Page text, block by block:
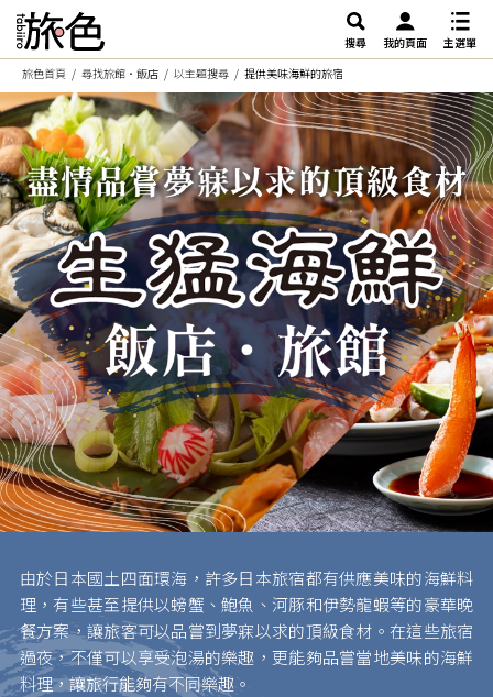
搜尋 我的頁面
主選單
旅色首頁
尋找旅館・飯店 以主題搜尋 提供美味海鮮的旅宿
由於日本國土四面環海，許多日本旅宿都有供應美味的海鮮料
理，有些甚至提供以螃蟹、鮑魚、河豚和伊勢龍蝦等的豪華晚
餐方案，讓旅客可以品嘗到夢寐以求的頂級食材。在這些旅宿
過夜，不僅可以享受泡湯的樂趣，更能夠品嘗當地美味的海鮮
料理，讓旅行能夠有不同樂趣。